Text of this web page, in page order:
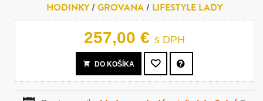
HODINKY/GROVANA/ LIFESTYLE LADY
257,00 € s DPH
DO KOŠÍKA